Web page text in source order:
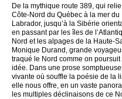
De la mythique route 389, qui
Côte-Nord du Québec à la mer du
Labrador, jusqu’à la Sibérie
en passant par les îles de
Nord et les alpages de la Haute-
Monique Durand, grande
traqué le Nord comme on poursuit
idée. Dans une prose
vivante où souffle la poésie de la
elle nous offre, en un vaste
les multiples déclinaisons de ce